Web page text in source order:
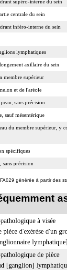
supéro-interne du sein
centrale du sein
inféro-interne du sein
lymphatiques
axillaire du sein
membre supérieur
et de l'aréole
sans précision
sauf mésentérique
du membre supérieur, y
spécifiques
sans précision
générée à partir des
à visée
pièce d'exérèse d'un
lymphatique]
de pièce
[ganglion]